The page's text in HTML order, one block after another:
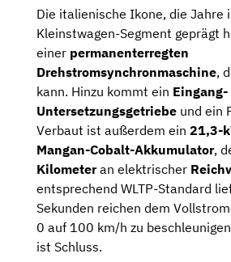
Die italienische Ikone, die Jahre
Kleinstwagen-Segment geprägt
einer permanenterregten
Drehstromsynchronmaschine,
kann. Hinzu kommt ein Eingang-
Untersetzungsgetriebe und ein
Verbaut ist außerdem ein 21,3-
Mangan-Cobalt-Akkumulator,
Kilometeran elektrischer
entsprechend WLTP-Standard
Sekunden reichen dem
0 auf 100 km/h zu
ist Schluss.